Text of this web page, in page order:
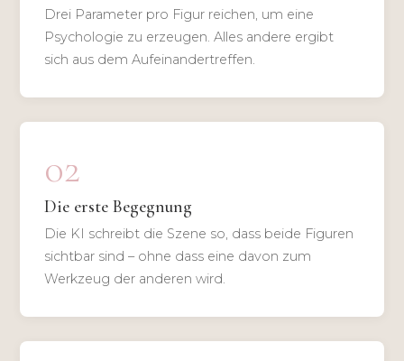
Drei Parameter pro Figur reichen, um eine
Psychologie zu erzeugen. Alles andere ergibt
sich aus dem Aufeinandertreffen.
02
Die erste Begegnung
Die KI schreibt die Szene so, dass beide Figuren
sichtbar sind – ohne dass eine davon zum
Werkzeug der anderen wird.